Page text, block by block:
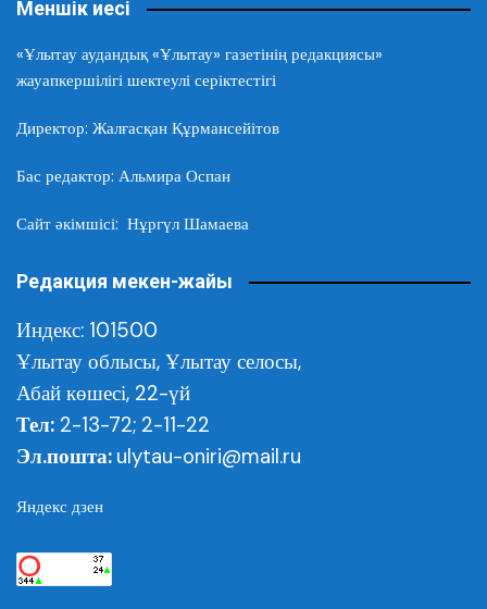
Меншік иесі
«Ұлытау аудандық «Ұлытау» газетінің редакциясы»
жауапкершілігі шектеулі серіктестігі
Директор: Жалғасқан Құрмансейітов
Бас редактор: Альмира Оспан
Сайт әкімшісі: Нұргүл Шамаева
Редакция мекен-жайы
Индекс: 101500
Ұлытау облысы, Ұлытау селосы,
Абай көшесі, 22-үй
Тел: 2-13-72; 2-11-22
Эл.пошта: ulytau-oniri@mail.ru
Яндекс дзен